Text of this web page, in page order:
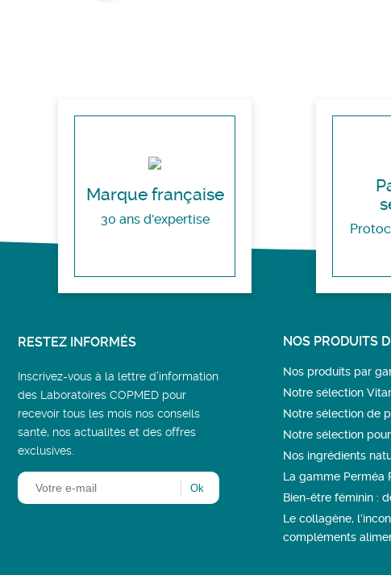
Marque française
30 ans d'expertise
RESTEZ INFORMÉS
Inscrivez-vous à la lettre d’information
des Laboratoires COPMED pour
recevoir tous les mois nos conseils
santé, nos actualités et des offres
exclusives.
NOS PRODUITS
Nos produits par
Notre sélection
Notre sélection de
Notre sélection
Nos ingrédients
La gamme Perméa
Bien-être féminin :
Le collagène,
compléments